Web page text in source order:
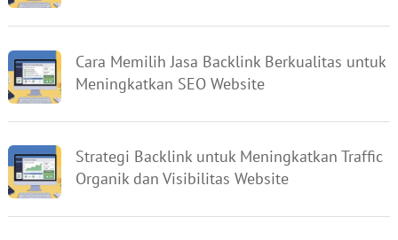
Cara Memilih Jasa Backlink Berkualitas untuk
Meningkatkan SEO Website
Strategi Backlink untuk Meningkatkan Traffic
Organik dan Visibilitas Website